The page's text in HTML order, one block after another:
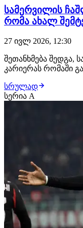
სამერვილის
რომა ახალ
27 ივლ 2026, 12:30
შეთანხმება შედგა,
კარიერას რომაში
შემოწმებას
მოაწერს.
სრულად
სერია A